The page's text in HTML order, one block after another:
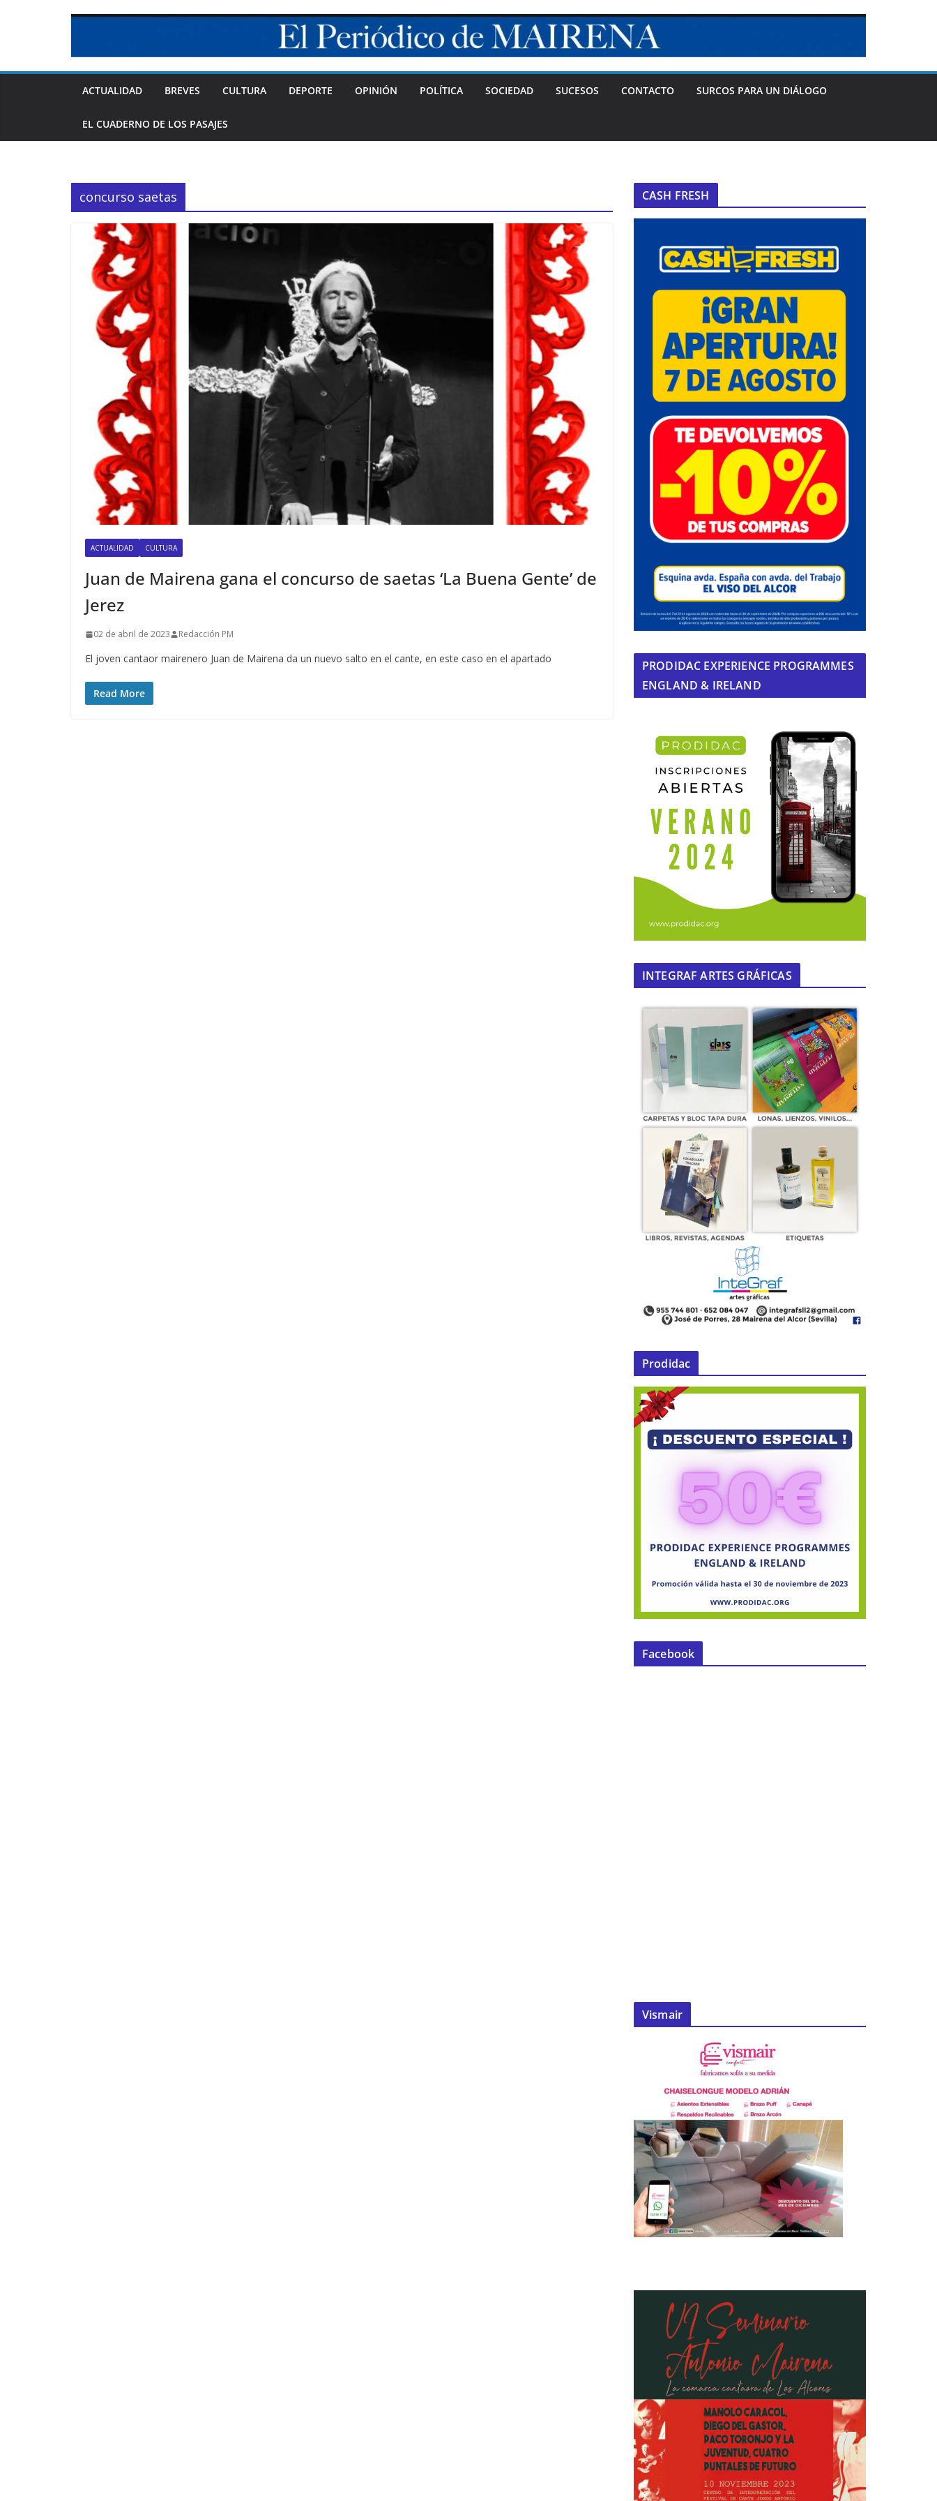
ACTUALIDAD BREVES CULTURA DEPORTE OPINIÓN POLÍTICA SOCIEDAD SUCESOS CONTACTO SURCOS PARA UN DIÁLOGO
EL CUADERNO DE LOS PASAJES
concurso saetas
ACTUALIDAD CULTURA
Juan de Mairena gana el concurso de saetas ‘La Buena Gente’ de
Jerez
02 de abril de 2023 Redacción PM
El joven cantaor mairenero Juan de Mairena da un nuevo salto en el cante, en este caso en el apartado
Read More
CASH FRESH
PRODIDAC EXPERIENCE PROGRAMMES
ENGLAND & IRELAND
INTEGRAF ARTES GRÁFICAS
Prodidac
Facebook
Vismair